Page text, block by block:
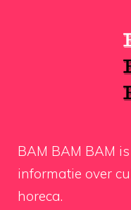
BAM BAM BAM
informatie over
horeca.